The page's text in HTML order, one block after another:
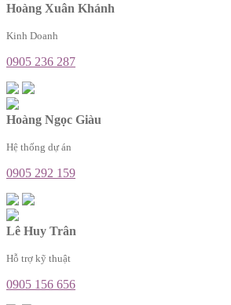
Hoàng Xuân Khánh
Kinh Doanh
0905 236 287
Hoàng Ngọc Giàu
Hệ thống dự án
0905 292 159
Lê Huy Trân
Hỗ trợ kỹ thuật
0905 156 656